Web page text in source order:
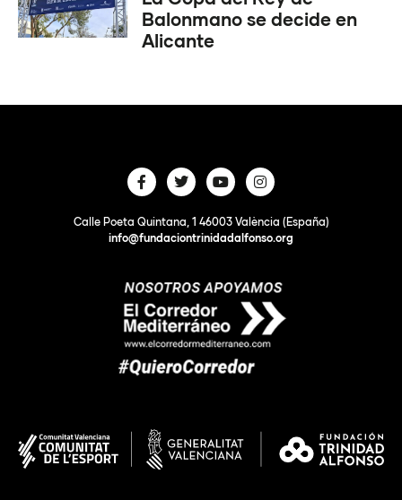
Balonmano se decide en
Alicante
Calle Poeta Quintana, 1 46003 València (España)
info@fundaciontrinidadalfonso.org